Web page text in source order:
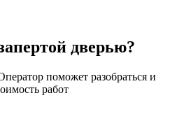
дверью?
поможет разобраться и
работ